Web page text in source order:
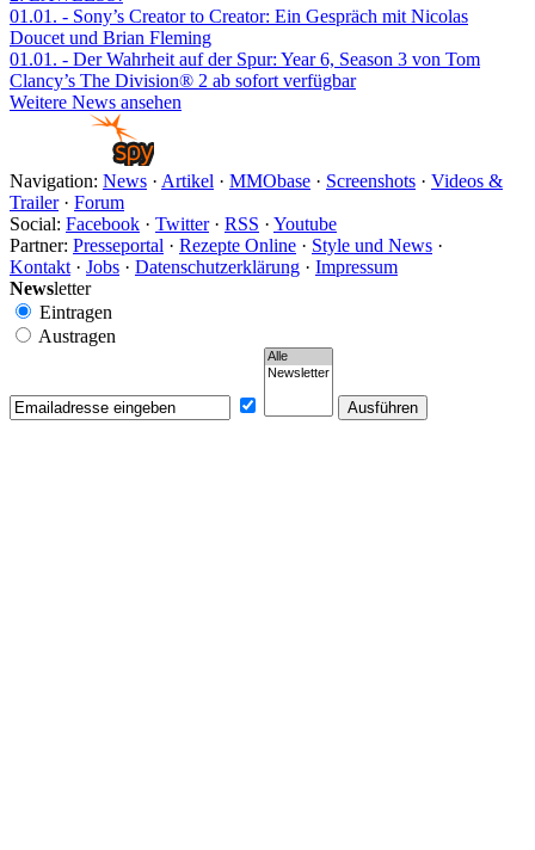
01.01. - Sony’s Creator to Creator: Ein Gespräch mit Nicolas
Doucet und Brian Fleming
01.01. - Der Wahrheit auf der Spur: Year 6, Season 3 von Tom
Clancy’s The Division® 2 ab sofort verfügbar
Weitere News ansehen
Navigation: News · Artikel · MMObase · Screenshots · Videos &
Trailer· Forum
Social: Facebook · Twitter· RSS · Youtube
Partner: Presseportal · Rezepte Online · Style und News ·
Kontakt · Jobs · Datenschutzerklärung · Impressum
Newsletter
Eintragen
Austragen